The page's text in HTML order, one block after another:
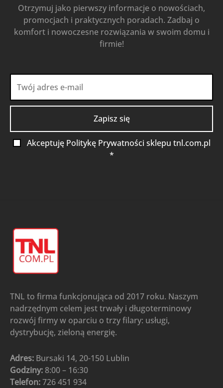
Otrzymuj jako pierwszy informacje o nowościach,
promocjach i praktycznych poradach. Zadbaj o
komfort i nowoczesne rozwiązania w swoim domu i
firmie!
Akceptuję Politykę Prywatności sklepu tnl.com.pl
*
TNL to firma funkcjonująca od 2017 roku. Naszym
nadrzędnym celem jest trwały i długoterminowy
rozwój firmy w oparciu o trzy filary: usługi,
dystrybucję, zieloną energię.
Adres: Bursaki 14, 20-150 Lublin
Godziny: 8:00 – 16:30
Telefon:726 451 934